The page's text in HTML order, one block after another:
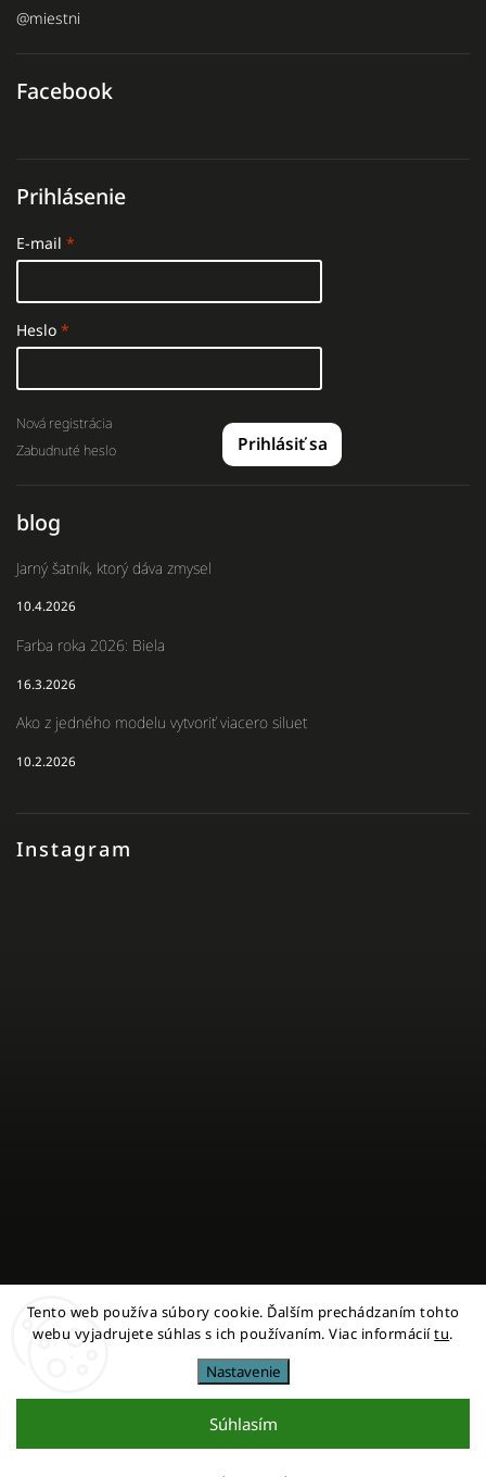
Tento web používa súbory cookie. Ďalším prechádzaním tohto
webu vyjadrujete súhlas s ich používaním. Viac informáciítu.
Nastavenie
Súhlasím
@miestni
Facebook
Instagram
Sledovať na Instagrame
Prihlásenie
E-mail
Heslo
Prihlásiť sa
Nová registrácia
Zabudnuté heslo
blog
Jarný šatník, ktorý dáva zmysel
10.4.2026
Farba roka 2026: Biela
16.3.2026
Ako z jedného modelu vytvoriť viacero siluet
10.2.2026
Copyright 2026miestni. Všetky práva vyhradené.
Upraviť nastavenie cookies